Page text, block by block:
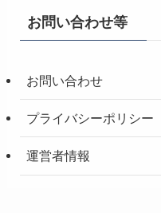
お問い合わせ等
お問い合わせ
プライバシーポリシー
運営者情報